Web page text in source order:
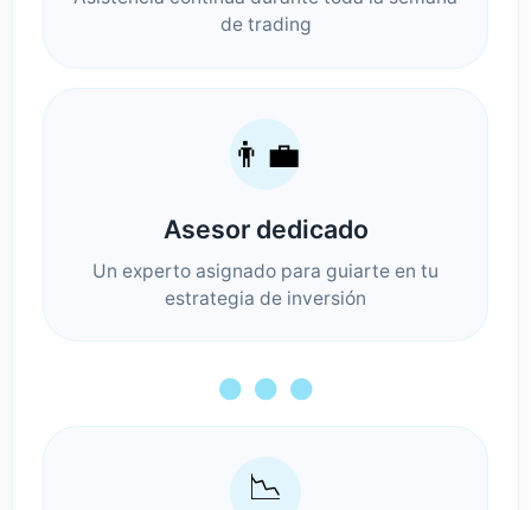
de trading
👨‍💼
Asesor dedicado
Un experto asignado para guiarte en tu
estrategia de inversión
● ● ●
📉